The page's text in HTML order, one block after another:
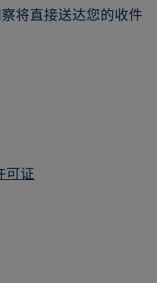
将直接送达您的收件
可证